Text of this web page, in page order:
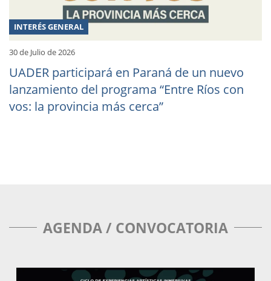
INTERÉS GENERAL
30 de Julio de 2026
UADER participará en Paraná de un nuevo
lanzamiento del programa “Entre Ríos con
vos: la provincia más cerca”
AGENDA / CONVOCATORIA